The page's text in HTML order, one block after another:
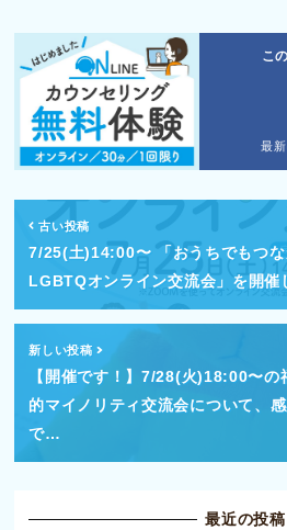
こ
最
古い投稿
7/25(土)14:00〜 「おうちでもつ
LGBTQオンライン交流会」を開催
新しい投稿
【開催です！】7/28(火)18:00〜
的マイノリティ交流会について、
で…
最近の投稿